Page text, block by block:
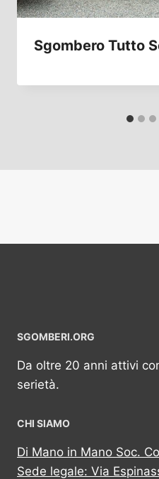
Sgombero Tutto
SGOMBERI.ORG
Da oltre 20 anni attivi
serietà.
CHI SIAMO
Di Mano in Mano Soc.
Sede legale: Via